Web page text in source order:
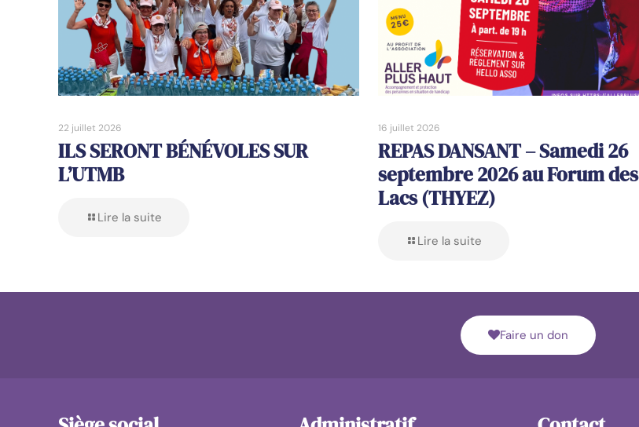
22 juillet 2026
ILS SERONT BÉNÉVOLES SUR
L’UTMB
Lire la suite
16 juillet 2026
REPAS DANSANT – Samedi 26
septembre 2026 au Forum des
Lacs (THYEZ)
Lire la suite
Faire un don